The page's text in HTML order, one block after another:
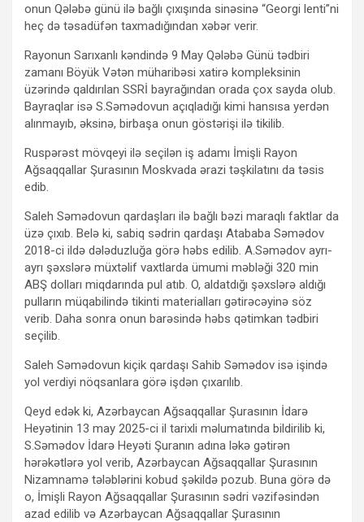
onun Qələbə günü ilə bağlı çıxışında sinəsinə “Georgi lenti”ni
heç də təsadüfən taxmadığından xəbər verir.
Rayonun Sarıxanlı kəndində 9 May Qələbə Günü tədbiri
zamanı Böyük Vətən müharibəsi xatirə kompleksinin
üzərində qaldırılan SSRİ bayrağından orada çox sayda olub.
Bayraqlar isə S.Səmədovun açıqladığı kimi hansısa yerdən
alınmayıb, əksinə, birbaşa onun göstərişi ilə tikilib.
Ruspərəst mövqeyi ilə seçilən iş adamı İmişli Rayon
Ağsaqqallar Şurasının Moskvada ərazi təşkilatını da təsis
edib.
Saleh Səmədovun qardaşları ilə bağlı bəzi maraqlı faktlar da
üzə çıxıb. Belə ki, sabiq sədrin qardaşı Atababa Səmədov
2018-ci ildə dələduzluğa görə həbs edilib. A.Səmədov ayrı-
ayrı şəxslərə müxtəlif vaxtlarda ümumi məbləği 320 min
ABŞ dolları miqdarında pul atıb. O, aldatdığı şəxslərə aldığı
pulların müqabilində tikinti materialları gətirəcəyinə söz
verib. Daha sonra onun barəsində həbs qətimkan tədbiri
seçilib.
Saleh Səmədovun kiçik qardaşı Sahib Səmədov isə işində
yol verdiyi nöqsanlara görə işdən çıxarılıb.
Qeyd edək ki, Azərbaycan Ağsaqqallar Şurasının İdarə
Heyətinin 13 may 2025-ci il tarixli məlumatında bildirilib ki,
S.Səmədov İdarə Heyəti Şuranın adına ləkə gətirən
hərəkətlərə yol verib, Azərbaycan Ağsaqqallar Şurasının
Nizamnamə tələblərini kobud şəkildə pozub. Buna görə də
o, İmişli Rayon Ağsaqqallar Şurasının sədri vəzifəsindən
azad edilib və Azərbaycan Ağsaqqallar Şurasının